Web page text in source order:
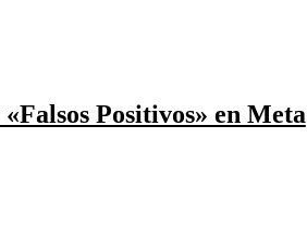
Positivos» en Meta